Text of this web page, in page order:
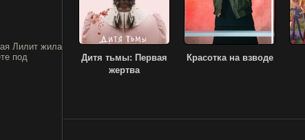
Дитя тьмы: Первая
жертва
Красотка на взводе
Лилит жила
под